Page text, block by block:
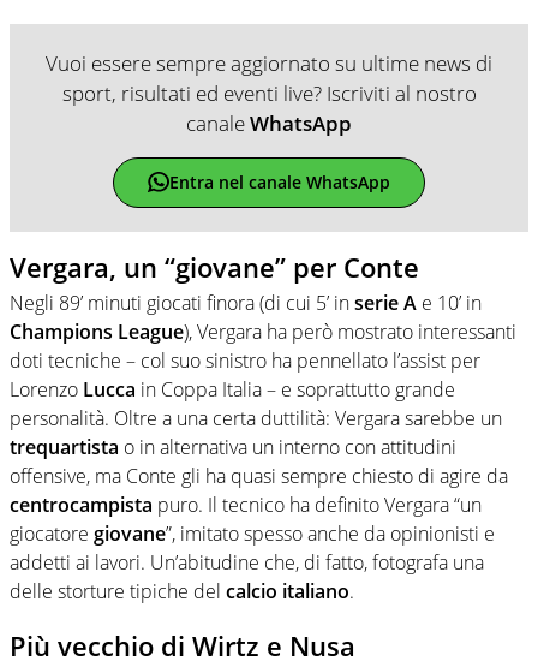
Vuoi essere sempre aggiornato su ultime news di
sport, risultati ed eventi live? Iscriviti al nostro
canaleWhatsApp
Entra nel canale WhatsApp
Vergara, un “giovane” per Conte
Negli 89’ minuti giocati finora (di cui 5’ inserie A e 10’ in
Champions League), Vergara ha però mostrato interessanti
doti tecniche – col suo sinistro ha pennellato l’assist per
Lorenzo Lucca in Coppa Italia – e soprattutto grande
personalità. Oltre a una certa duttilità: Vergara sarebbe un
trequartista o in alternativa un interno con attitudini
offensive, ma Conte gli ha quasi sempre chiesto di agire da
centrocampista puro. Il tecnico ha definito Vergara “un
giocatore giovane”, imitato spesso anche da opinionisti e
addetti ai lavori. Un’abitudine che, di fatto, fotografa una
delle storture tipiche del calcio italiano.
Più vecchio di Wirtz e Nusa